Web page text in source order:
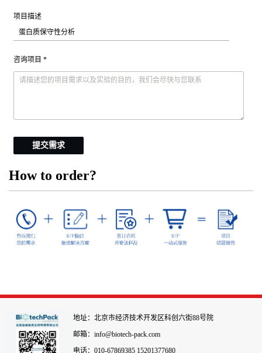
项目描述
咨询项目 *
提交需求
How to order?
地址：北京市经济技术开发区科创六街88号院
邮箱：info@biotech-pack.com
电话：010-67869385 15201377680